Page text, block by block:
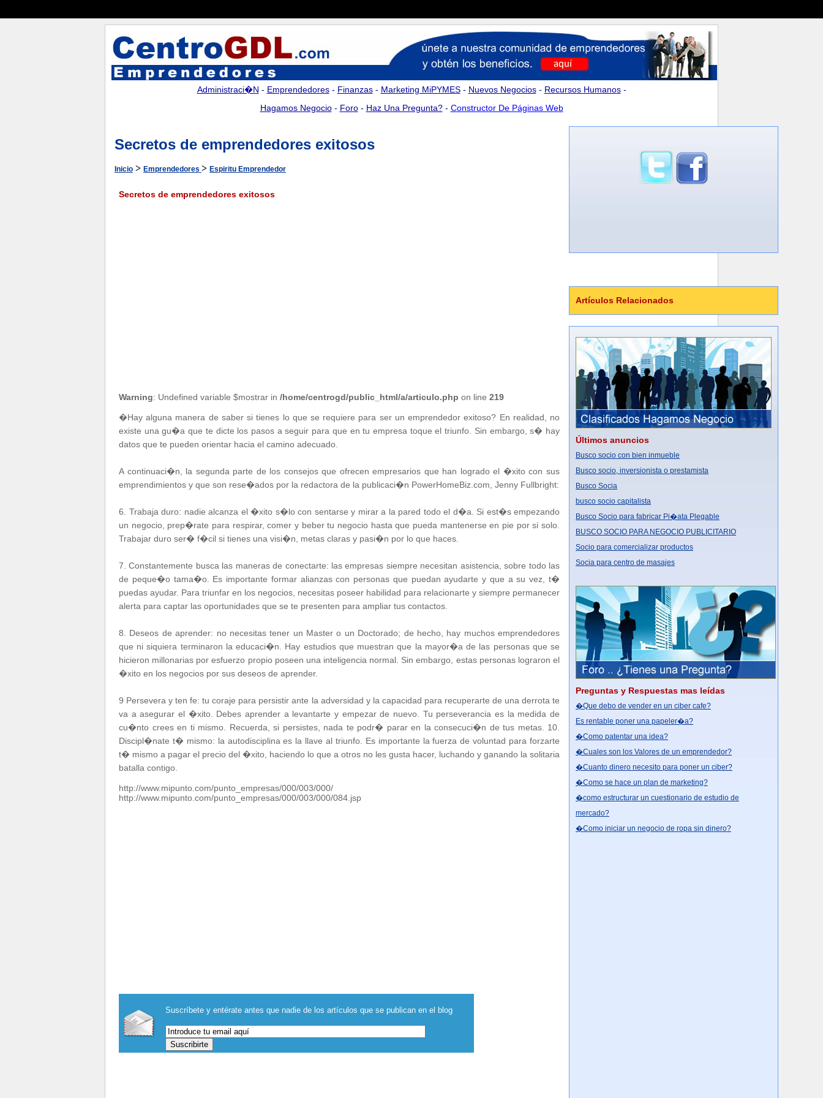
Administraci�n - Emprendedores- Finanzas- Marketing MiPYMES- Nuevos Negocios- Recursos Humanos-
Hagamos Negocio- Foro- Haz Una Pregunta?- Constructor De Páginas Web
Secretos de emprendedores exitosos
Inicio > Emprendedores > Espiritu Emprendedor
Secretos de emprendedores exitosos
Warning: Undefined variable $mostrar in /home/centrogd/public_html/a/articulo.php on line 219
�Hay alguna manera de saber si tienes lo que se requiere para ser un emprendedor exitoso? En realidad, no
existe una gu�a que te dicte los pasos a seguir para que en tu empresa toque el triunfo. Sin embargo, s� hay
datos que te pueden orientar hacia el camino adecuado.
A continuaci�n, la segunda parte de los consejos que ofrecen empresarios que han logrado el �xito con sus
emprendimientos y que son rese�ados por la redactora de la publicaci�n PowerHomeBiz.com, Jenny Fullbright:
6. Trabaja duro: nadie alcanza el �xito s�lo con sentarse y mirar a la pared todo el d�a. Si est�s empezando
un negocio, prep�rate para respirar, comer y beber tu negocio hasta que pueda mantenerse en pie por si solo.
Trabajar duro ser� f�cil si tienes una visi�n, metas claras y pasi�n por lo que haces.
7. Constantemente busca las maneras de conectarte: las empresas siempre necesitan asistencia, sobre todo las
de peque�o tama�o. Es importante formar alianzas con personas que puedan ayudarte y que a su vez, t�
puedas ayudar. Para triunfar en los negocios, necesitas poseer habilidad para relacionarte y siempre permanecer
alerta para captar las oportunidades que se te presenten para ampliar tus contactos.
8. Deseos de aprender: no necesitas tener un Master o un Doctorado; de hecho, hay muchos emprendedores
que ni siquiera terminaron la educaci�n. Hay estudios que muestran que la mayor�a de las personas que se
hicieron millonarias por esfuerzo propio poseen una inteligencia normal. Sin embargo, estas personas lograron el
�xito en los negocios por sus deseos de aprender.
9 Persevera y ten fe: tu coraje para persistir ante la adversidad y la capacidad para recuperarte de una derrota te
va a asegurar el �xito. Debes aprender a levantarte y empezar de nuevo. Tu perseverancia es la medida de
cu�nto crees en ti mismo. Recuerda, si persistes, nada te podr� parar en la consecuci�n de tus metas. 10.
Discipl�nate t� mismo: la autodisciplina es la llave al triunfo. Es importante la fuerza de voluntad para forzarte
t� mismo a pagar el precio del �xito, haciendo lo que a otros no les gusta hacer, luchando y ganando la solitaria
batalla contigo.
http://www.mipunto.com/punto_empresas/000/003/000/
http://www.mipunto.com/punto_empresas/000/003/000/084.jsp
Suscríbete y entérate antes que nadie de los artículos que se publican en el blog
Artículos Relacionados
Últimos anuncios
Busco socio con bien inmueble
Busco socio, inversionista o prestamista
Busco Socia
busco socio capitalista
Busco Socio para fabricar Pi�ata Plegable
BUSCO SOCIO PARA NEGOCIO PUBLICITARIO
Socio para comercializar productos
Socia para centro de masajes
Preguntas y Respuestas mas leídas
�Que debo de vender en un ciber cafe?
Es rentable poner una papeler�a?
�Como patentar una idea?
�Cuales son los Valores de un emprendedor?
�Cuanto dinero necesito para poner un ciber?
�Como se hace un plan de marketing?
�como estructurar un cuestionario de estudio de
mercado?
�Como iniciar un negocio de ropa sin dinero?